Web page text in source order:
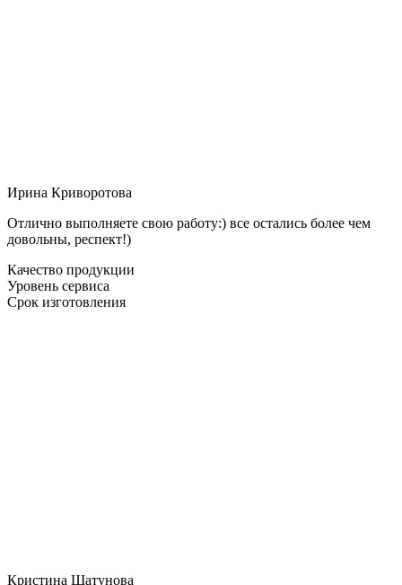
Ирина Криворотова
Отлично выполняете свою работу:) все остались более чем
довольны, респект!)
Качество продукции
Уровень сервиса
Срок изготовления
Кристина Шатунова